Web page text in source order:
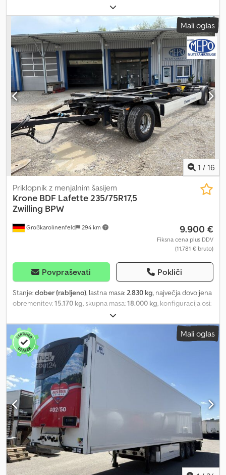
, skupna masa:
2 osi, prva registracija:09/2019, naslednji pregled (TÜV):08/2026,
, velikost pnevmatike: 445/45R19,5, največja
hitrost:125 km/h, Oprema:ABS, NEMŠKI TRGOVEC ponuja:
urejene prikolice s širokimi pnevmatikami na voljo več kosov
445/45R19,5 vlečna oj za vzdolžno nastavitev eos BPW disk zavore
dolgi zračni mehi dvižna višina do 1420 mm vsi z veljavnim
tehničnim pregledom in varnostnim pregledom zelo dobre
pnevmatike leto izdelave 2019 18000 kg skupne dovoljene mase
2970 kg prazne mase Dedjztizhepfx Acgjck Velika zaloga prikolic
in zamenljivih zabojnikov! ##### POKLIČITE - BREZ E-POŠTE!
##### DOSTAVA MOŽNA PO CELI NEMČIJI! MEPO-
NUTZFAHRZEUGE DOBAVLJA OD LETA 1983! OGLED SAMO PO
DOGOVORU! #####
Mali oglas
1 / 16
Großkarolinenfeld 294 km
Priklopnik z menjalnim šasijem
Krone BDF Lafette 235/75R17,5
Zwilling BPW
9.900 €
Fiksna cena plus DDV
(11.781 € bruto)
Povpraševati Pokliči
Stanje:dober (rabljeno), lastna masa:2.830 kg, največja dovoljena
obremenitev:15.170 kg, skupna masa:18.000 kg, konfiguracija osi:
, naslednji pregled (TÜV):
vzmetenje:zrak, velikost pnevmatike:235/75R17,5, Oprema:ABS,
NEMŠKI TRGOVEC ponuja: Prikolico BDF z izmenljivimi nadvozi
Dvojne pnevmatike 235/75R17,5 Os BPW Višina prikolice 990 mm
Dolžina vlečne palice je nastavljiva Na voljo več primerkov #####
PROSIMO, POKLIČITE – BREZ E-POŠTE! Dcodpfx Asztizbocgjk
##### DOSTAVA JE MOŽNA PO CELOTNI NEMČIJI! MEPO-
NUTZFAHRZEUGE DOSTAVLJA ŽE OD LETA 1983! OGLED MOŽEN
SAMO PO PREDHODNEM DOGOVORU! #####
Mali oglas